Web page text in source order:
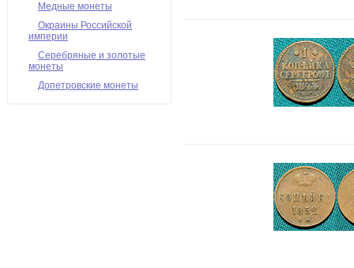
Медные монеты
Окраины Российской
империи
Серебряные и золотые
монеты
Допетровские монеты